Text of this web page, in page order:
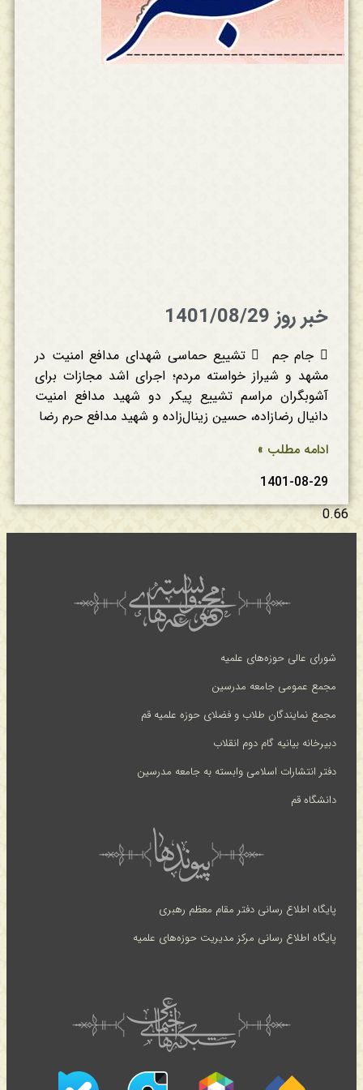
خبر روز 1401/08/29
 جام جم  تشییع حماسی شهدای مدافع امنیت در
مشهد و شیراز خواسته مردم؛ اجرای اشد مجازات برای
آشوبگران مراسم تشییع پیکر دو شهید مدافع امنیت
دانیال رضازاده، حسین زینال‌زاده و شهید مدافع حرم رضا
ادامه مطلب »
1401-08-29
شورای عالی حوزه‌های علمیه
مجمع عمومی جامعه مدرسین
مجمع نمایندگان طلاب و فضلای حوزه علمیه قم
دبیرخانه بیانیه گام دوم انقلاب
دفتر انتشارات اسلامی وابسته به جامعه مدرسین
دانشگاه قم
پایگاه اطلاع رسانی دفتر مقام معظم رهبری
پایگاه اطلاع رسانی مرکز مدیریت حوزه‌های علمیه